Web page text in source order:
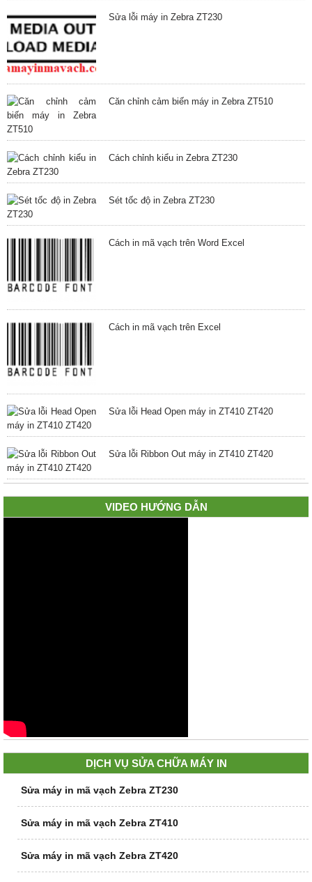
Sửa lỗi máy in Zebra ZT230
Căn chỉnh cảm biến máy in Zebra ZT510
Cách chỉnh kiểu in Zebra ZT230
Sét tốc độ in Zebra ZT230
Cách in mã vạch trên Word Excel
Cách in mã vạch trên Excel
Sửa lỗi Head Open máy in ZT410 ZT420
Sửa lỗi Ribbon Out máy in ZT410 ZT420
VIDEO HƯỚNG DẪN
DỊCH VỤ SỬA CHỮA MÁY IN
Sửa máy in mã vạch Zebra ZT230
Sửa máy in mã vạch Zebra ZT410
Sửa máy in mã vạch Zebra ZT420